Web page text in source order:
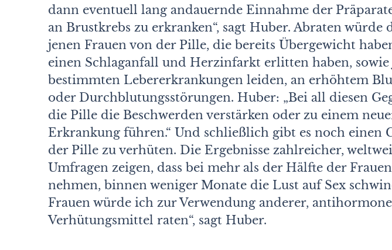
dann eventuell lang andauernde Einnahme der
an Brustkrebs zu erkranken“, sagt Huber. Abraten würde
jenen Frauen von der Pille, die bereits Übergewicht
einen Schlaganfall und Herzinfarkt erlitten haben, sowie
bestimmten Lebererkrankungen leiden, an erhöhtem
oder Durchblutungsstörungen. Huber: „Bei all diesen
die Pille die Beschwerden verstärken oder zu einem
Erkrankung führen.“ Und schließlich gibt es noch einen
der Pille zu verhüten. Die Ergebnisse zahlreicher,
Umfragen zeigen, dass bei mehr als der Hälfte der
nehmen, binnen weniger Monate die Lust auf Sex
Frauen würde ich zur Verwendung anderer,
Verhütungsmittel raten“, sagt Huber.